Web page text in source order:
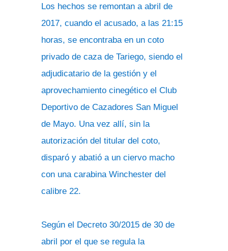
Los hechos se remontan a abril de
2017, cuando el acusado, a las 21:15
horas, se encontraba en un coto
privado de caza de Tariego, siendo el
adjudicatario de la gestión y el
aprovechamiento cinegético el Club
Deportivo de Cazadores San Miguel
de Mayo. Una vez allí, sin la
autorización del titular del coto,
disparó y abatió a un ciervo macho
con una carabina Winchester del
calibre 22.
Según el Decreto 30/2015 de 30 de
abril por el que se regula la